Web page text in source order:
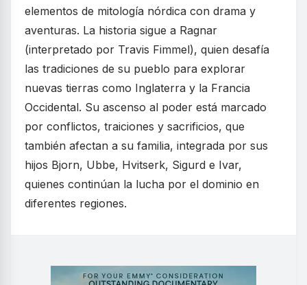
elementos de mitología nórdica con drama y
aventuras. La historia sigue a Ragnar
(interpretado por Travis Fimmel), quien desafía
las tradiciones de su pueblo para explorar
nuevas tierras como Inglaterra y la Francia
Occidental. Su ascenso al poder está marcado
por conflictos, traiciones y sacrificios, que
también afectan a su familia, integrada por sus
hijos Bjorn, Ubbe, Hvitserk, Sigurd e Ivar,
quienes continúan la lucha por el dominio en
diferentes regiones.